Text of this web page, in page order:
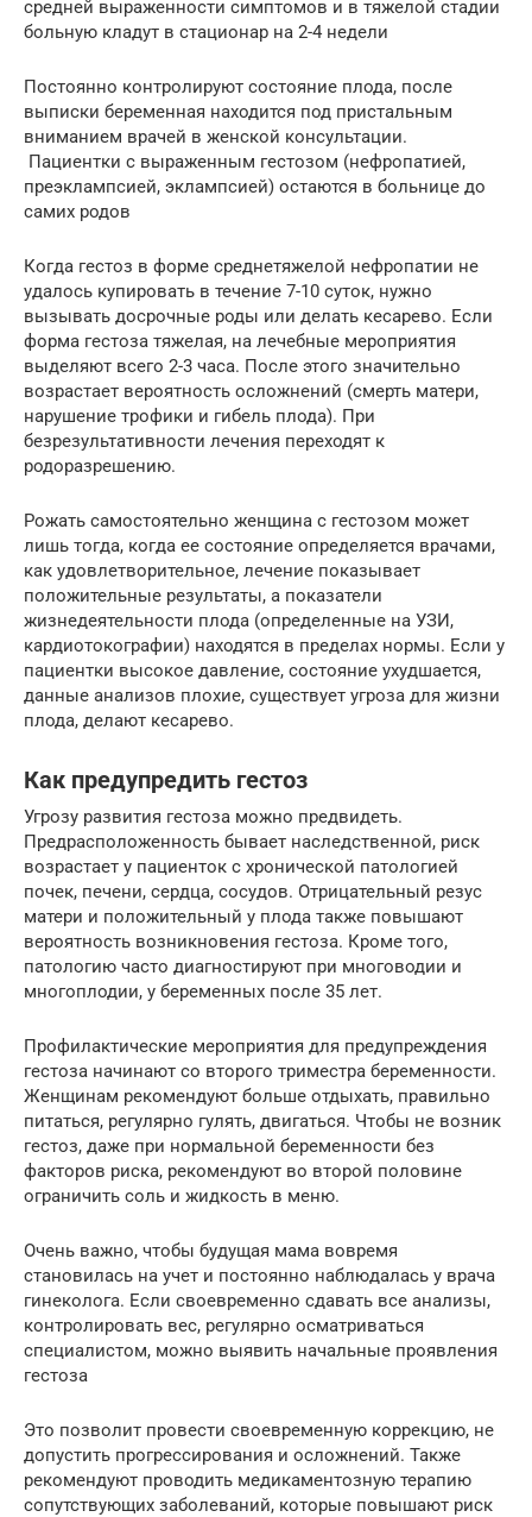
средней выраженности симптомов и в тяжелой стадии
больную кладут в стационар на 2-4 недели
Постоянно контролируют состояние плода, после
выписки беременная находится под пристальным
вниманием врачей в женской консультации.
Пациентки с выраженным гестозом (нефропатией,
преэклампсией, эклампсией) остаются в больнице до
самих родов
Когда гестоз в форме среднетяжелой нефропатии не
удалось купировать в течение 7-10 суток, нужно
вызывать досрочные роды или делать кесарево. Если
форма гестоза тяжелая, на лечебные мероприятия
выделяют всего 2-3 часа. После этого значительно
возрастает вероятность осложнений (смерть матери,
нарушение трофики и гибель плода). При
безрезультативности лечения переходят к
родоразрешению.
Рожать самостоятельно женщина с гестозом может
лишь тогда, когда ее состояние определяется врачами,
как удовлетворительное, лечение показывает
положительные результаты, а показатели
жизнедеятельности плода (определенные на УЗИ,
кардиотокографии) находятся в пределах нормы. Если у
пациентки высокое давление, состояние ухудшается,
данные анализов плохие, существует угроза для жизни
плода, делают кесарево.
Как предупредить гестоз
Угрозу развития гестоза можно предвидеть.
Предрасположенность бывает наследственной, риск
возрастает у пациенток с хронической патологией
почек, печени, сердца, сосудов. Отрицательный резус
матери и положительный у плода также повышают
вероятность возникновения гестоза. Кроме того,
патологию часто диагностируют при многоводии и
многоплодии, у беременных после 35 лет.
Профилактические мероприятия для предупреждения
гестоза начинают со второго триместра беременности.
Женщинам рекомендуют больше отдыхать, правильно
питаться, регулярно гулять, двигаться. Чтобы не возник
гестоз, даже при нормальной беременности без
факторов риска, рекомендуют во второй половине
ограничить соль и жидкость в меню.
Очень важно, чтобы будущая мама вовремя
становилась на учет и постоянно наблюдалась у врача
гинеколога. Если своевременно сдавать все анализы,
контролировать вес, регулярно осматриваться
специалистом, можно выявить начальные проявления
гестоза
Это позволит провести своевременную коррекцию, не
допустить прогрессирования и осложнений. Также
рекомендуют проводить медикаментозную терапию
сопутствующих заболеваний, которые повышают риск